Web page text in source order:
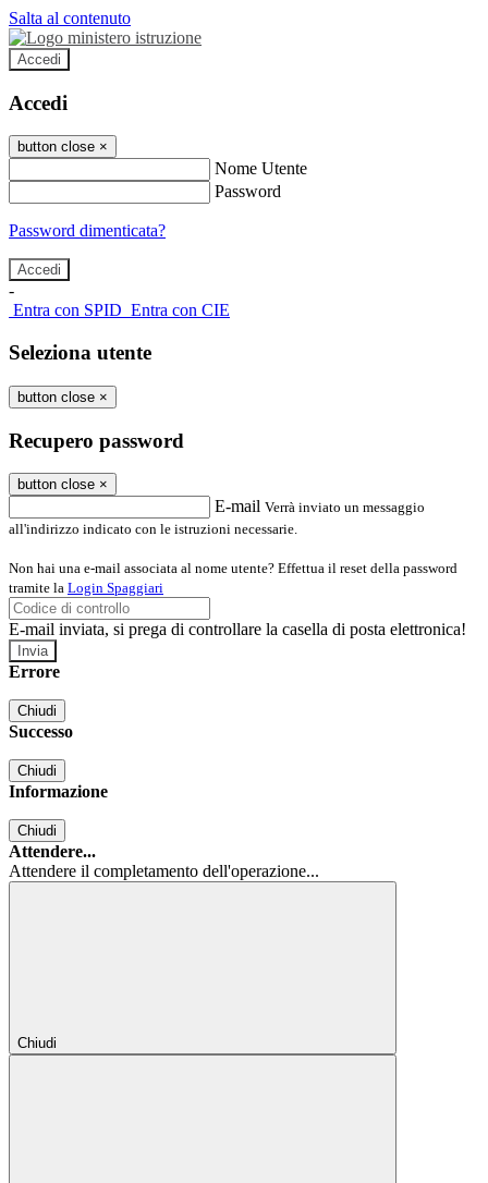
Salta al contenuto
Accedi
Accedi
button close ×
Nome Utente
Password
Password dimenticata?
-
Entra con SPID Entra con CIE
Seleziona utente
button close ×
Recupero password
button close ×
E-mail Verrà inviato un messaggio
all'indirizzo indicato con le istruzioni necessarie.
Non hai una e-mail associata al nome utente? Effettua il reset della password
tramite la Login Spaggiari
E-mail inviata, si prega di controllare la casella di posta elettronica!
Errore
Chiudi
Successo
Chiudi
Informazione
Chiudi
Attendere...
Attendere il completamento dell'operazione...
Chiudi